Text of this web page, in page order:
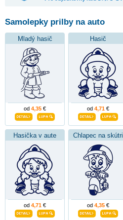
Samolepky prilby na auto
Mladý hasič
od 4,35 €
Hasič
od 4,71 €
Hasička v aute
od 4,71 €
Chlapec na skútri
od 4,35 €